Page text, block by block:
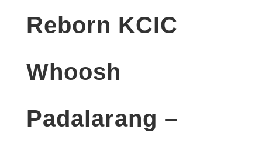
Reborn KCIC
Whoosh
Padalarang –